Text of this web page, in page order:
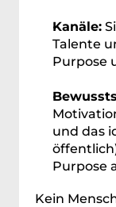
Kanäle:
Talente
Purpose
und das
Purpose
Kein